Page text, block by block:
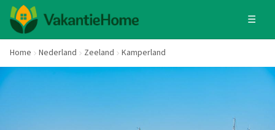
☰
Home Nederland Zeeland Kamperland